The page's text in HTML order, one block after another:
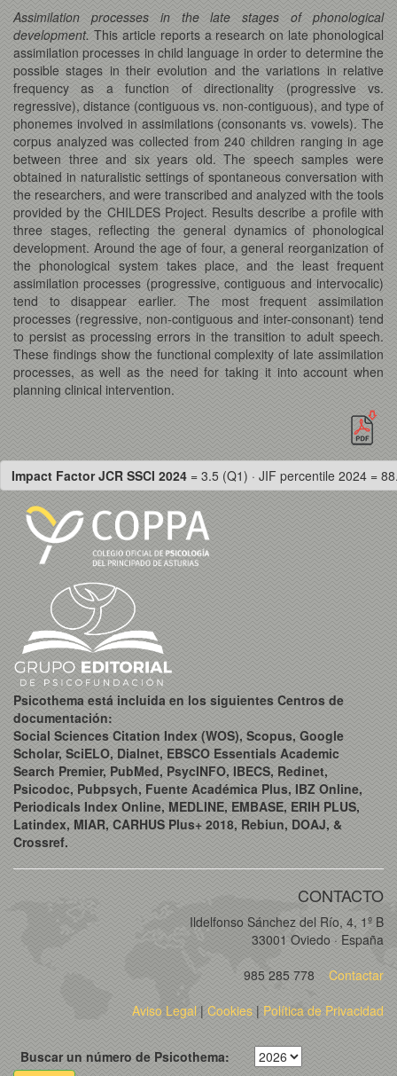
Assimilation processes in the late stages of phonological
development. This article reports a research on late phonological
assimilation processes in child language in order to determine the
possible stages in their evolution and the variations in relative
frequency as a function of directionality (progressive vs.
regressive), distance (contiguous vs. non-contiguous), and type of
phonemes involved in assimilations (consonants vs. vowels). The
corpus analyzed was collected from 240 children ranging in age
between three and six years old. The speech samples were
obtained in naturalistic settings of spontaneous conversation with
the researchers, and were transcribed and analyzed with the tools
provided by the CHILDES Project. Results describe a profile with
three stages, reflecting the general dynamics of phonological
development. Around the age of four, a general reorganization of
the phonological system takes place, and the least frequent
assimilation processes (progressive, contiguous and intervocalic)
tend to disappear earlier. The most frequent assimilation
processes (regressive, non-contiguous and inter-consonant) tend
to persist as processing errors in the transition to adult speech.
These findings show the functional complexity of late assimilation
processes, as well as the need for taking it into account when
planning clinical intervention.
Impact Factor JCR SSCI 2024 = 3.5 (Q1) · JIF percentile 2024 =
Psicothema está incluida en los siguientes Centros de
documentación:
Social Sciences Citation Index (WOS), Scopus, Google
Scholar, SciELO, Dialnet, EBSCO Essentials Academic
Search Premier, PubMed, PsycINFO, IBECS, Redinet,
Psicodoc, Pubpsych, Fuente Académica Plus, IBZ Online,
Periodicals Index Online, MEDLINE, EMBASE, ERIH PLUS,
Latindex, MIAR, CARHUS Plus+ 2018, Rebiun, DOAJ, &
Crossref.
CONTACTO
Ildelfonso Sánchez del Río, 4, 1º B
33001 Oviedo · España
985 285 778
Contactar
Aviso Legal| Cookies | Política de Privacidad
Buscar un número de Psicothema: